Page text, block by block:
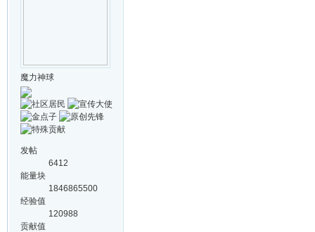
魔力神球
发帖
6412
能量块
1846865500
经验值
120988
贡献值